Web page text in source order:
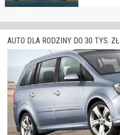
AUTO DLA RODZINY DO 30 TYS. ZŁ